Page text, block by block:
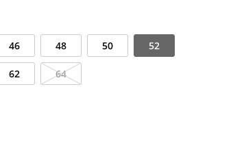
46 48 50 52
62 64